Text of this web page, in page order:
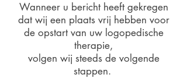
Wanneer u bericht heeft gekregen
dat wij een plaats vrij hebben voor
de opstart van uw logopedische
therapie,
volgen wij steeds de volgende
stappen.